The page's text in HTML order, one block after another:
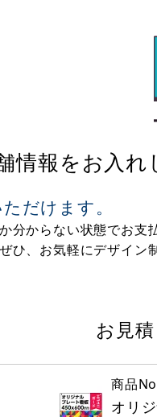
情報をお入
だけます。
からない状態でお
ひ、お気軽にデザイ
お見
商品
オリ